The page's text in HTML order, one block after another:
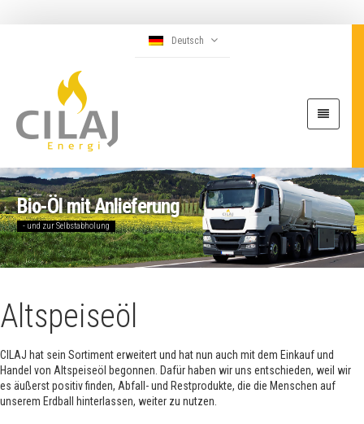
Deutsch
Bio-Öl mit Anlieferung
- und zur Selbstabholung
Altspeiseöl
CILAJ hat sein Sortiment erweitert und hat nun auch mit dem Einkauf und
Handel von Altspeiseöl begonnen. Dafür haben wir uns entschieden, weil wir
es äußerst positiv finden, Abfall- und Restprodukte, die die Menschen auf
unserem Erdball hinterlassen, weiter zu nutzen.